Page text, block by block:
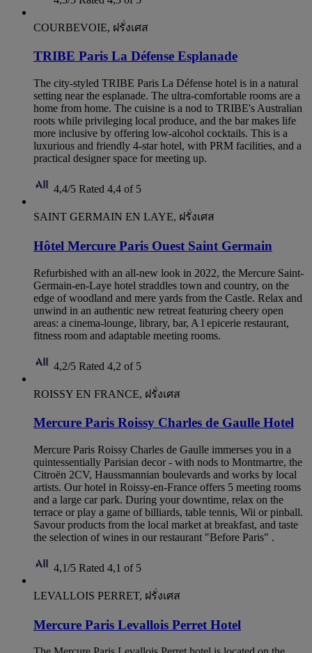
COURBEVOIE, ฝรั่งเศส
TRIBE Paris La Défense Esplanade
The city-styled TRIBE Paris La Défense hotel is in a natural
setting near the esplanade. The ultra-comfortable rooms are a
home from home. The cuisine is a nod to TRIBE's Australian
roots while privileging local produce, and the bar makes life
more inclusive by offering low-alcohol cocktails. This is a
luxurious and friendly 4-star hotel, with PRM facilities, and a
practical designer space for meeting up.
4,4/5 Rated 4,4 of 5
SAINT GERMAIN EN LAYE, ฝรั่งเศส
Hôtel Mercure Paris Ouest Saint Germain
Refurbished with an all-new look in 2022, the Mercure Saint-
Germain-en-Laye hotel straddles town and country, on the
edge of woodland and mere yards from the Castle. Relax and
unwind in an authentic new retreat featuring cheery open
areas: a cinema-lounge, library, bar, A l epicerie restaurant,
fitness room and adaptable meeting rooms.
4,2/5 Rated 4,2 of 5
ROISSY EN FRANCE, ฝรั่งเศส
Mercure Paris Roissy Charles de Gaulle Hotel
Mercure Paris Roissy Charles de Gaulle immerses you in a
quintessentially Parisian decor - with nods to Montmartre, the
Citroën 2CV, Haussmannian boulevards and works by local
artists. Our hotel in Roissy-en-France offers 5 meeting rooms
and a large car park. During your downtime, relax on the
terrace or play a game of billiards, table tennis, Wii or pinball.
Savour products from the local market at breakfast, and taste
the selection of wines in our restaurant "Before Paris" .
4,1/5 Rated 4,1 of 5
LEVALLOIS PERRET, ฝรั่งเศส
Mercure Paris Levallois Perret Hotel